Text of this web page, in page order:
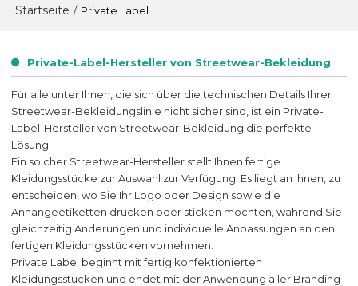
Startseite / Private Label
Private-Label-Hersteller von Streetwear-Bekleidung
Für alle unter Ihnen, die sich über die technischen Details Ihrer
Streetwear-Bekleidungslinie nicht sicher sind, ist ein Private-
Label-Hersteller von Streetwear-Bekleidung die perfekte
Lösung.
Ein solcher Streetwear-Hersteller stellt Ihnen fertige
Kleidungsstücke zur Auswahl zur Verfügung. Es liegt an Ihnen, zu
entscheiden, wo Sie Ihr Logo oder Design sowie die
Anhängeetiketten drucken oder sticken möchten, während Sie
gleichzeitig Änderungen und individuelle Anpassungen an den
fertigen Kleidungsstücken vornehmen.
Private Label beginnt mit fertig konfektionierten
Kleidungsstücken und endet mit der Anwendung aller Branding-